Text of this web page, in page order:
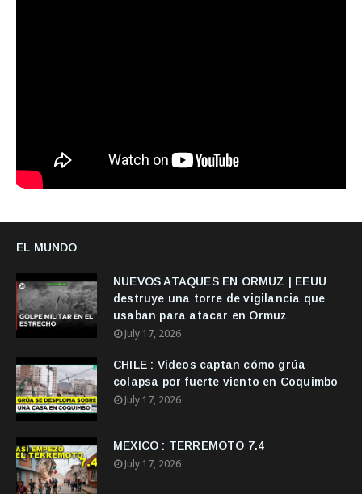
EL MUNDO
NUEVOS ATAQUES EN ORMUZ | EEUU
destruye una torre de vigilancia que
usaban para atacar en Ormuz
July 17, 2026
CHILE : Videos captan cómo grúa
colapsa por fuerte viento en Coquimbo
July 17, 2026
MEXICO : TERREMOTO 7.4
July 17, 2026